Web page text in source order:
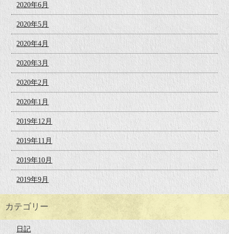
2020年6月
2020年5月
2020年4月
2020年3月
2020年2月
2020年1月
2019年12月
2019年11月
2019年10月
2019年9月
カテゴリー
日記